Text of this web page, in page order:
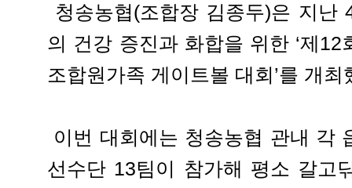
청송농협(조합장 김종두)은 지난
의 건강 증진과 화합을 위한 ‘제12
조합원가족 게이트볼 대회’를 개
이번 대회에는 청송농협 관내 각
선수단 13팀이 참가해 평소 갈고